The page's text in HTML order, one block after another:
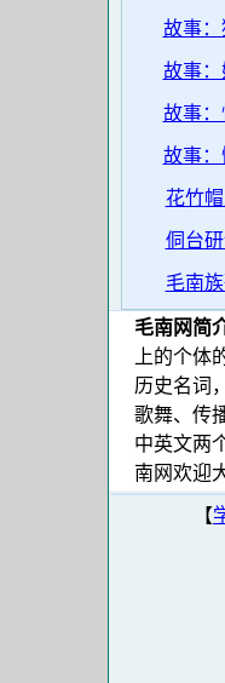
故事
故事
故事
故事
花竹
侗台
毛南
毛南网简
上的个体
历史名词
歌舞、传
中英文两
南网欢迎
【